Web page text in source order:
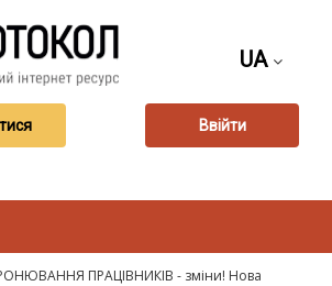
UA
Ввійти
ПРАЦІВНИКІВ - зміни! Нова